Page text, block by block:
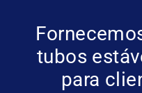
tubos
para